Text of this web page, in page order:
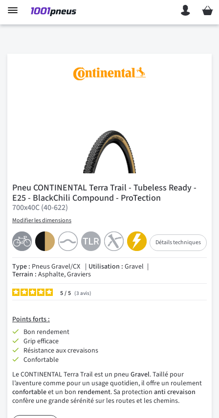
Mon
Pneu CONTINENTAL Terra Trail - Tubeless Ready -
E25 - BlackChili Compound - ProTection
700x40C (40-622)
Modifier les dimensions
Détails techniques
Type : Pneus Gravel/CX Utilisation : Gravel
Terrain : Asphalte, Graviers
5/ 3 avis
Pointsforts :
Bon rendement
Grip efficace
Résistance aux crevaisons
Confortable
Le CONTINENTAL Terra Trail est un pneu Gravel. Taillé pour
l’aventure comme pour un usage quotidien, il offre un roulement
confortableet un bon rendement. Sa protection anti crevaison
confère une grande sérénité sur les routes et les chemins.